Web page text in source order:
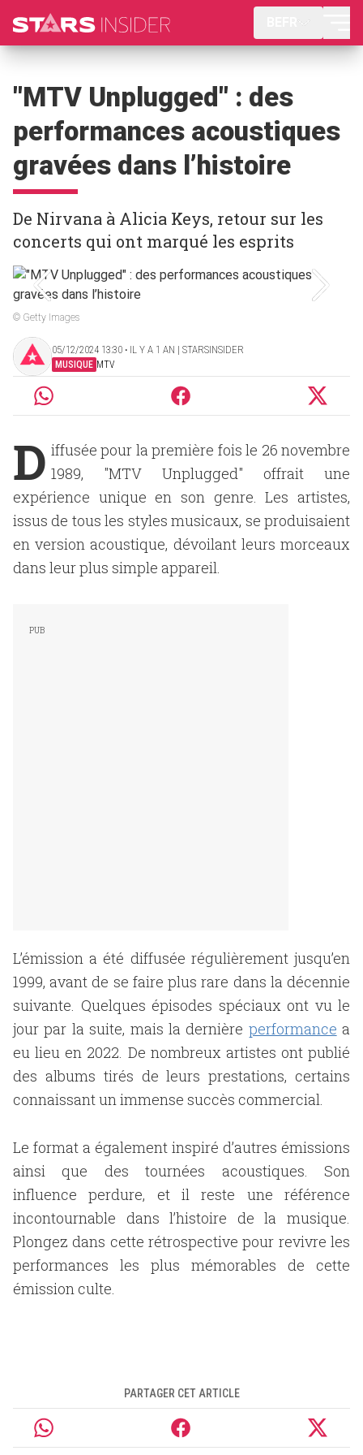
"MTV Unplugged" : des
performances acoustiques
gravées dans l’histoire
De Nirvana à Alicia Keys, retour sur les
concerts qui ont marqué les esprits
© Getty Images
05/12/2024 13:30 ‧ IL Y A 1 AN | STARSINSIDER
MUSIQUE MTV
D iffusée pour la première fois le 26 novembre
1989, "MTV Unplugged" offrait une
expérience unique en son genre. Les artistes,
issus de tous les styles musicaux, se produisaient
en version acoustique, dévoilant leurs morceaux
dans leur plus simple appareil.
L’émission a été diffusée régulièrement jusqu’en
1999, avant de se faire plus rare dans la décennie
suivante. Quelques épisodes spéciaux ont vu le
jour par la suite, mais la dernière performance a
eu lieu en 2022. De nombreux artistes ont publié
des albums tirés de leurs prestations, certains
connaissant un immense succès commercial.
Le format a également inspiré d’autres émissions
ainsi que des tournées acoustiques. Son
influence perdure, et il reste une référence
incontournable dans l’histoire de la musique.
Plongez dans cette rétrospective pour revivre les
performances les plus mémorables de cette
émission culte.
PARTAGER CET ARTICLE